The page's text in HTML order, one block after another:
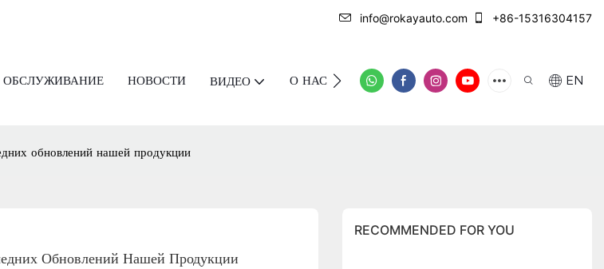
info@rokayauto.com +86-15316304157
ОБСЛУЖИВАНИЕ НОВОСТИ ВИДЕО О НАС СВЯЖИТЕСЬ С НАМИ EN
обновлений нашей продукции
Обновлений Нашей Продукции
RECOMMENDED FOR YOU